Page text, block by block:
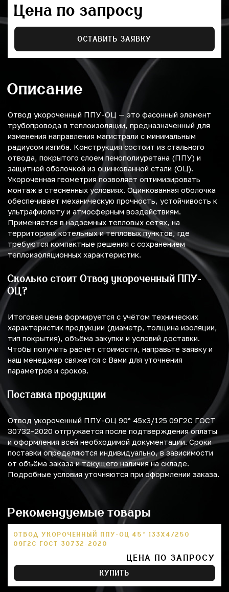
Цена по запросу
ОСТАВИТЬ ЗАЯВКУ
Описание
Отвод укороченный ППУ-ОЦ — это фасонный элемент
трубопровода в теплоизоляции, предназначенный для
изменения направления магистрали с минимальным
радиусом изгиба. Конструкция состоит из стального
отвода, покрытого слоем пенополиуретана (ППУ) и
защитной оболочкой из оцинкованной стали (ОЦ).
Укороченная геометрия позволяет оптимизировать
монтаж в стесненных условиях. Оцинкованная оболочка
обеспечивает механическую прочность, устойчивость к
ультрафиолету и атмосферным воздействиям.
Применяется в надземных тепловых сетях, на
территориях котельных и тепловых пунктов, где
требуются компактные решения с сохранением
теплоизоляционных характеристик.
Сколько стоит Отвод укороченный ППУ-
ОЦ?
Итоговая цена формируется с учётом технических
характеристик продукции (диаметр, толщина изоляции,
тип покрытия), объёма закупки и условий доставки.
Чтобы получить расчёт стоимости, направьте заявку и
наш менеджер свяжется с Вами для уточнения
параметров и сроков.
Поставка продукции
Отвод укороченный ППУ-ОЦ 90° 45х3/125 09Г2С ГОСТ
30732-2020 отгружается после подтверждения оплаты
и оформления всей необходимой документации. Сроки
поставки определяются индивидуально, в зависимости
от объёма заказа и текущего наличия на складе.
Подробные условия уточняются при оформлении заказа.
Рекомендуемые товары
ОТВОД УКОРОЧЕННЫЙ ППУ-ОЦ 45° 133Х4/250
09Г2С ГОСТ 30732-2020
ЦЕНА ПО ЗАПРОСУ
КУПИТЬ